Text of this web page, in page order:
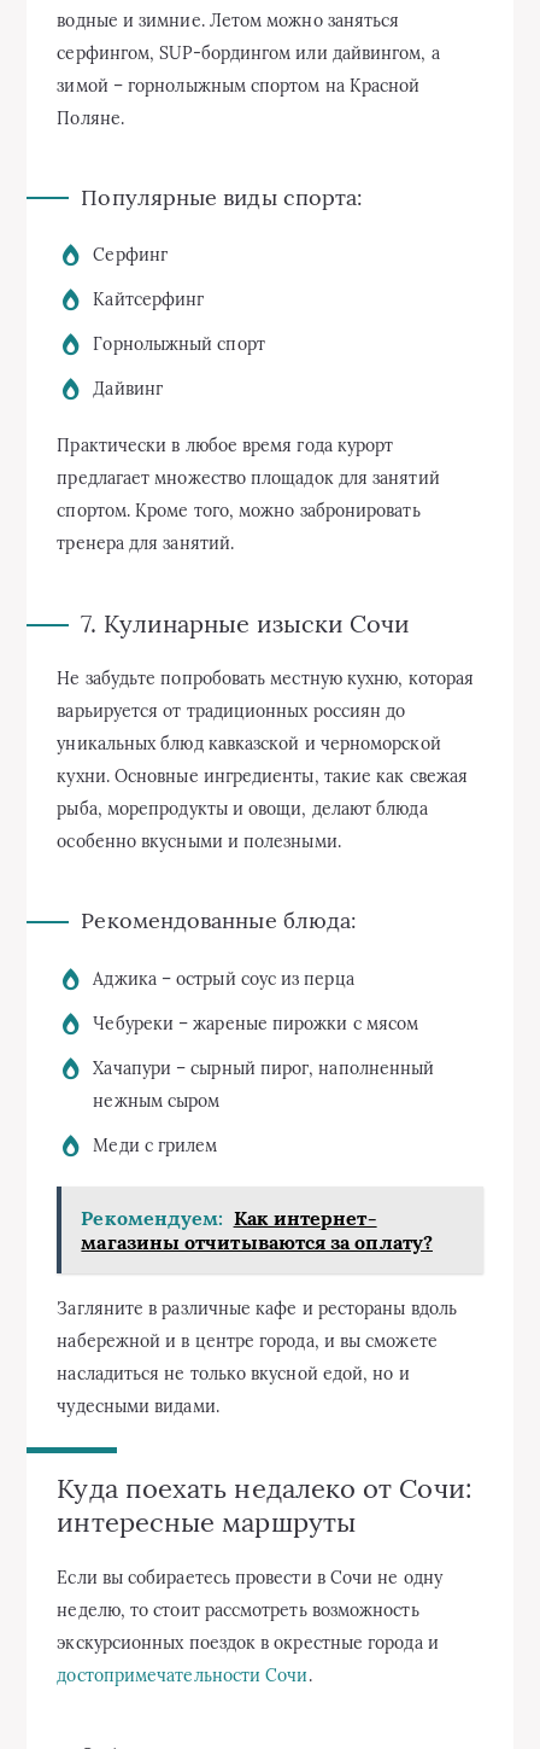
водные и зимние. Летом можно заняться
серфингом, SUP-бордингом или дайвингом, а
зимой – горнолыжным спортом на Красной
Поляне.
Популярные виды спорта:
Серфинг
Кайтсерфинг
Горнолыжный спорт
Дайвинг
Практически в любое время года курорт
предлагает множество площадок для занятий
спортом. Кроме того, можно забронировать
тренера для занятий.
7. Кулинарные изыски Сочи
Не забудьте попробовать местную кухню, которая
варьируется от традиционных россиян до
уникальных блюд кавказской и черноморской
кухни. Основные ингредиенты, такие как свежая
рыба, морепродукты и овощи, делают блюда
особенно вкусными и полезными.
Рекомендованные блюда:
Аджика – острый соус из перца
Чебуреки – жареные пирожки с мясом
Хачапури – сырный пирог, наполненный
нежным сыром
Меди с грилем
Рекомендуем: Как интернет-
магазины отчитываются за оплату?
Загляните в различные кафе и рестораны вдоль
набережной и в центре города, и вы сможете
насладиться не только вкусной едой, но и
чудесными видами.
Куда поехать недалеко от Сочи:
интересные маршруты
Если вы собираетесь провести в Сочи не одну
неделю, то стоит рассмотреть возможность
экскурсионных поездок в окрестные города и
достопримечательности Сочи.